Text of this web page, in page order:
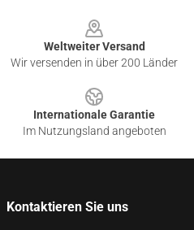
Weltweiter Versand
Wir versenden in über 200 Länder
Internationale Garantie
Im Nutzungsland angeboten
Kontaktieren Sie uns